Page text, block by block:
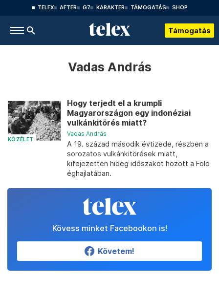
TELEX AFTER G7 KARAKTER TÁMOGATÁS SHOP
Támogatás
Vadas András
KÖZÉLET
Hogy terjedt el a krumpli
Magyarországon egy indonéziai
vulkánkitörés miatt?
Vadas András
A 19. század második évtizede, részben a
sorozatos vulkánkitörések miatt,
kifejezetten hideg időszakot hozott a Föld
éghajlatában.
Kövess minket Facebookon is!
Követem!